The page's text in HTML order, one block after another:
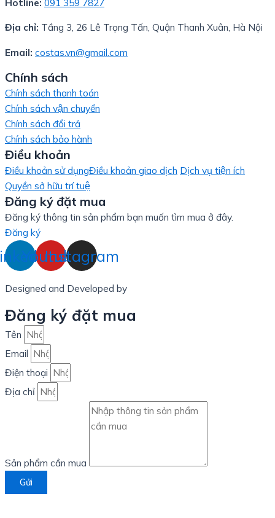
Địa chỉ: Tầng 3, 26 Lê Trọng Tấn, Quận Thanh Xuân, Hà Nội
Email: costas.vn@gmail.com
Chính sách
Chính sách thanh toán
Chính sách vận chuyển
Chính sách đổi trả
Chính sách bảo hành
Điều khoản
Điều khoản sử dụngĐiều khoản giao dịch Dịch vụ tiện ích
Quyền sở hữu trí tuệ
Đăng ký đặt mua
Đăng ký thông tin sản phẩm bạn muốn tìm mua ở đây.
Đăng ký
Youtube
Instagram
Designed and Developed by
Đăng ký đặt mua
Tên
Email
Điện thoại
Địa chỉ
Sản phẩm cần mua
Gửi